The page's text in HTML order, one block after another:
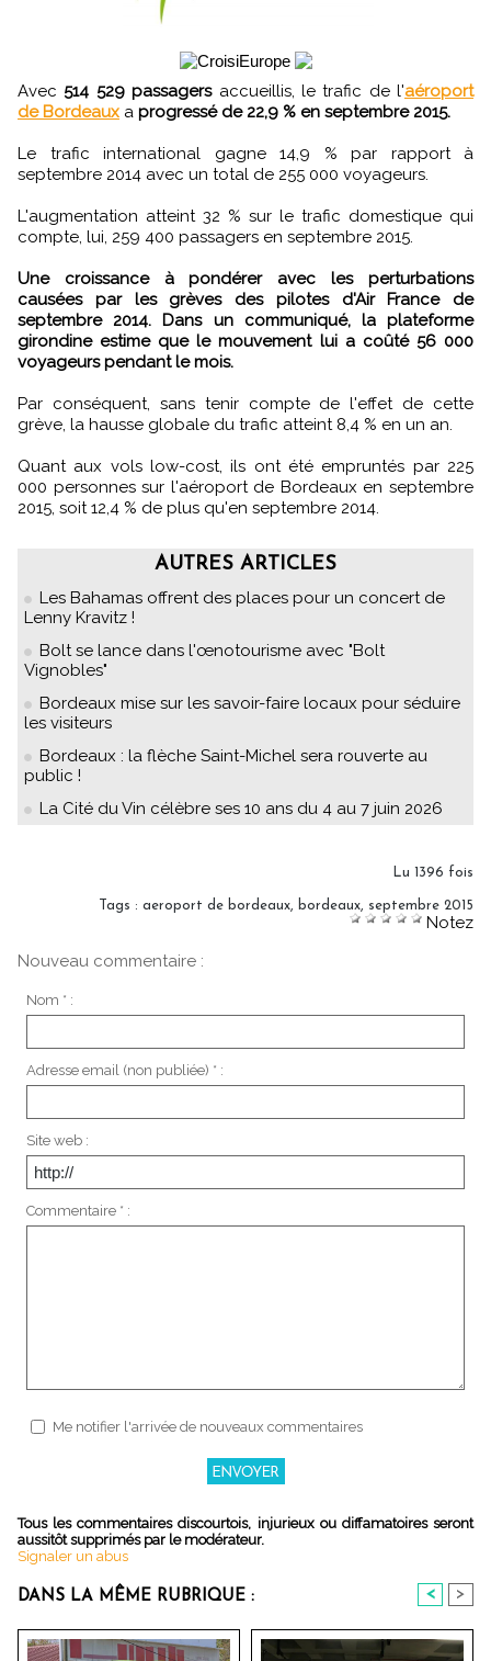
Avec 514 529 passagersaccueillis, le trafic de l'aéroport
de Bordeaux a progressé de 22,9 % en septembre 2015.
Le trafic international gagne 14,9 % par rapport à
septembre 2014 avec un total de 255 000 voyageurs.
L'augmentation atteint 32 % sur le trafic domestique qui
compte, lui, 259 400 passagers en septembre 2015.
Une croissance à pondérer avec les perturbations
causées par les grèves des pilotes d'Air France de
septembre 2014. Dans un communiqué, la plateforme
girondine estime que le mouvement lui a coûté 56 000
voyageurs pendant le mois.
Par conséquent, sans tenir compte de l'effet de cette
grève, la hausse globale du trafic atteint 8,4 % en un an.
Quant aux vols low-cost, ils ont été empruntés par 225
000 personnes sur l'aéroport de Bordeaux en septembre
2015, soit 12,4 % de plus qu'en septembre 2014.
AUTRES ARTICLES
Les Bahamas offrent des places pour un concert de
Lenny Kravitz !
Bolt se lance dans l'œnotourisme avec "Bolt
Vignobles"
Bordeaux mise sur les savoir-faire locaux pour séduire
les visiteurs
Bordeaux : la flèche Saint-Michel sera rouverte au
public !
La Cité du Vin célèbre ses 10 ans du 4 au 7 juin 2026
Lu 1396 fois
Tags : aeroport de bordeaux, bordeaux, septembre 2015
Notez
Nouveau commentaire :
Nom * :
Adresse email (non publiée) * :
Site web :
Commentaire * :
Me notifier l'arrivée de nouveaux commentaires
Tous les commentaires discourtois, injurieux ou diffamatoires seront
aussitôt supprimés par le modérateur.
Signaler un abus
DANS LA MÊME RUBRIQUE : < >